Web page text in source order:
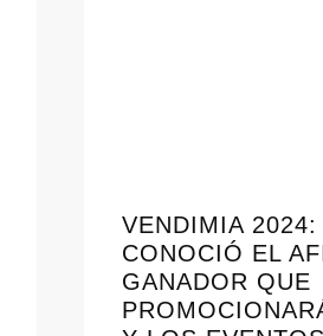
VENDIMIA 2024:
CONOCIÓ EL
GANADOR QUE